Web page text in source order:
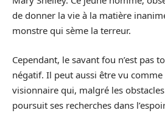
de donner la vie à la matière
monstre qui sème la terreur.
Cependant, le savant fou n’est pas
négatif. Il peut aussi être vu
visionnaire qui, malgré les
poursuit ses recherches dans